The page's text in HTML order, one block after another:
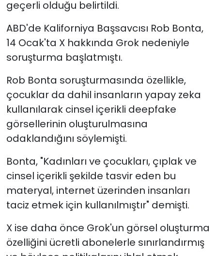
geçerli olduğu belirtildi.
ABD'de Kaliforniya Başsavcısı Rob Bonta,
14 Ocak'ta X hakkında Grok nedeniyle
soruşturma başlatmıştı.
Rob Bonta soruşturmasında özellikle,
çocuklar da dahil insanların yapay zeka
kullanılarak cinsel içerikli deepfake
görsellerinin oluşturulmasına
odaklandığını söylemişti.
Bonta, "Kadınları ve çocukları, çıplak ve
cinsel içerikli şekilde tasvir eden bu
materyal, internet üzerinden insanları
taciz etmek için kullanılmıştır" demişti.
X ise daha önce Grok'un görsel oluşturma
özelliğini ücretli abonelerle sınırlandırmış